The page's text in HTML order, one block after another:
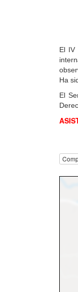
El IV
Ha
El